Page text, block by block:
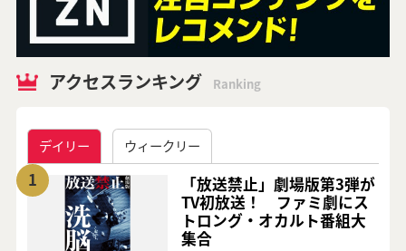
アクセスランキング Ranking
デイリー ウィークリー
1
「放送禁止」劇場版第3弾が
TV初放送！ ファミ劇にス
トロング・オカルト番組大
集合